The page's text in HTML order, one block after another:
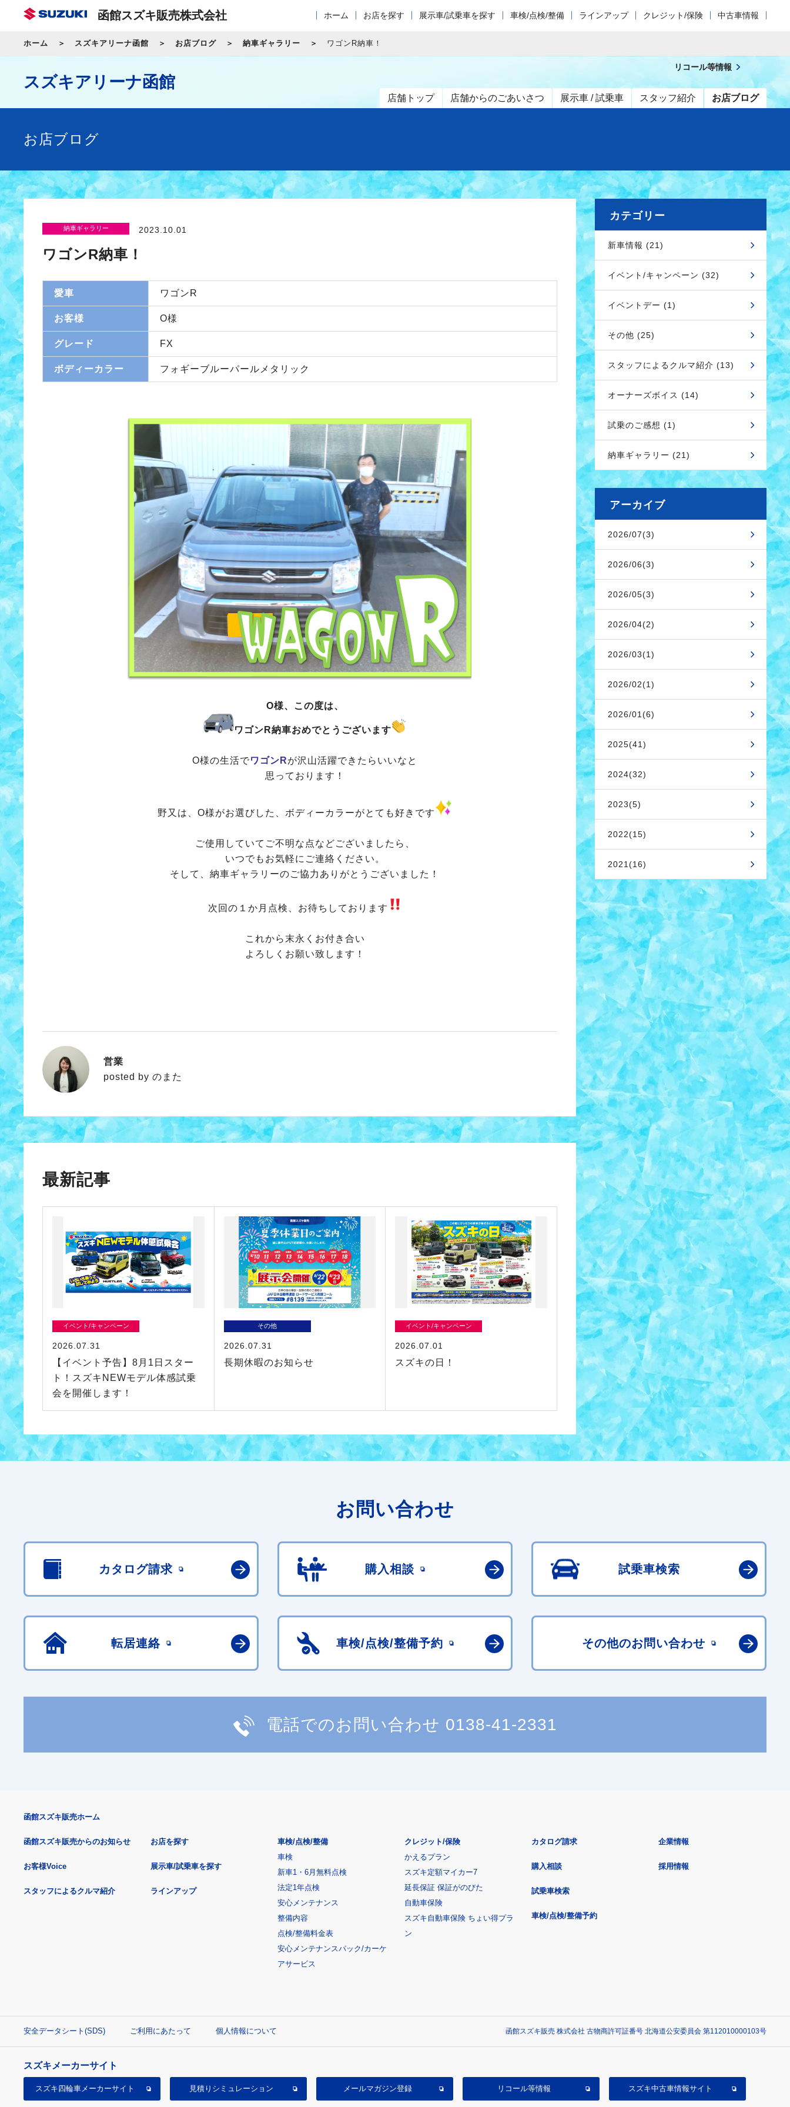
函館スズキ販売株式会社 ホーム お店を探す 展示車/試乗車を探す 車検/点検/整備 ラインアップ クレジット/保険 中古車情報
ホーム スズキアリーナ函館 お店ブログ 納車ギャラリー ワゴンR納車！
スズキアリーナ函館
店舗トップ 店舗からのごあいさつ 展示車 / 試乗車 スタッフ紹介 お店ブログ
リコール等情報
お店ブログ
納車ギャラリー 2023.10.01
ワゴンR納車！
愛車 ワゴンR
お客様 O様
グレード FX
ボディーカラー フォギーブルーパールメタリック
O様、この度は、
ワゴンR納車おめでとうございます
O様の生活でワゴンRが沢山活躍できたらいいなと
思っております！
野又は、O様がお選びした、ボディーカラーがとても好きです
ご使用していてご不明な点などございましたら、
いつでもお気軽にご連絡ください。
そして、納車ギャラリーのご協力ありがとうございました！
次回の１か月点検、お待ちしております
これから末永くお付き合い
よろしくお願い致します！
のまた
営業
posted by のまた
最新記事
イベント/キャンペーン
2026.07.31
【イベント予告】8月1日スター
ト！スズキNEWモデル体感試乗
会を開催します！
その他
2026.07.31
長期休暇のお知らせ
イベント/キャンペーン
2026.07.01
スズキの日！
カテゴリー
新車情報 (21)
イベント/キャンペーン (32)
イベントデー (1)
その他 (25)
スタッフによるクルマ紹介 (13)
オーナーズボイス (14)
試乗のご感想 (1)
納車ギャラリー (21)
アーカイブ
2026/07(3)
2026/06(3)
2026/05(3)
2026/04(2)
2026/03(1)
2026/02(1)
2026/01(6)
2025(41)
2024(32)
2023(5)
2022(15)
2021(16)
お問い合わせ
カタログ請求 購入相談 試乗車検索
転居連絡 車検/点検/整備予約 その他のお問い合わせ
電話でのお問い合わせ 0138-41-2331
函館スズキ販売ホーム
函館スズキ販売からのお知らせ
お客様Voice
スタッフによるクルマ紹介
お店を探す
展示車/試乗車を探す
ラインアップ
車検/点検/整備
車検
新車1・6月無料点検
法定1年点検
安心メンテナンス
整備内容
点検/整備料金表
安心メンテナンスパック/カーケ
アサービス
クレジット/保険
かえるプラン
スズキ定額マイカー7
延長保証 保証がのびた
自動車保険
スズキ自動車保険 ちょい得プラ
ン
カタログ請求
購入相談
試乗車検索
車検/点検/整備予約
企業情報
採用情報
安全データシート(SDS) ご利用にあたって 個人情報について 函館スズキ販売 株式会社 古物商許可証番号 北海道公安委員会 第112010000103号
スズキメーカーサイト
スズキ四輪車メーカーサイト 見積り シミュレーション メールマガジン登録 リコール等情報 スズキ中古車情報サイト